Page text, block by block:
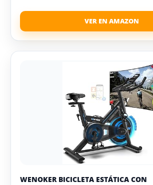
WENOKER BICICLETA ESTÁTICA CON